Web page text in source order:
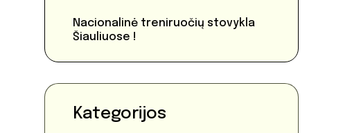
Nacionalinė treniruočių stovykla
Šiauliuose !
Kategorijos